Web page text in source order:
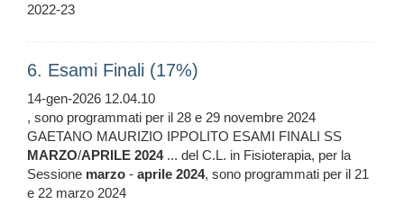
2022-23
6. Esami Finali (17%)
14-gen-2026 12.04.10
, sono programmati per il 28 e 29 novembre 2024
GAETANO MAURIZIO IPPOLITO ESAMI FINALI SS
MARZO/APRILE 2024... del C.L. in Fisioterapia, per la
Sessione marzo - aprile 2024, sono programmati per il 21
e 22 marzo 2024